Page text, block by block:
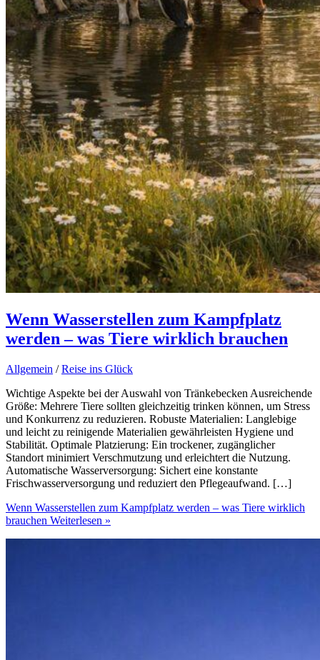
Wenn Wasserstellen zum Kampfplatz
werden – was Tiere wirklich brauchen
Allgemein /Reise ins Glück
Wichtige Aspekte bei der Auswahl von Tränkebecken Ausreichende
Größe: Mehrere Tiere sollten gleichzeitig trinken können, um Stress
und Konkurrenz zu reduzieren. Robuste Materialien: Langlebige
und leicht zu reinigende Materialien gewährleisten Hygiene und
Stabilität. Optimale Platzierung: Ein trockener, zugänglicher
Standort minimiert Verschmutzung und erleichtert die Nutzung.
Automatische Wasserversorgung: Sichert eine konstante
Frischwasserversorgung und reduziert den Pflegeaufwand. […]
Wenn Wasserstellen zum Kampfplatz werden – was Tiere wirklich
brauchen Weiterlesen »